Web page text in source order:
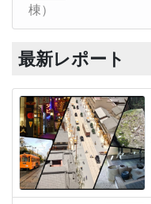
棟）
最新レポート